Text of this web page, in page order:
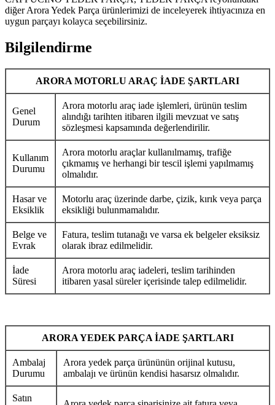
diğer Arora Yedek Parça ürünlerimizi de inceleyerek ihtiyacınıza en
uygun parçayı kolayca seçebilirsiniz.
Bilgilendirme
ARORA MOTORLU ARAÇ İADE ŞARTLARI
Genel
Durum
Arora motorlu araç iade işlemleri, ürünün teslim
alındığı tarihten itibaren ilgili mevzuat ve satış
sözleşmesi kapsamında değerlendirilir.
Kullanım
Durumu
Arora motorlu araçlar kullanılmamış, trafiğe
çıkmamış ve herhangi bir tescil işlemi yapılmamış
olmalıdır.
Hasar ve
Eksiklik
Motorlu araç üzerinde darbe, çizik, kırık veya parça
eksikliği bulunmamalıdır.
Belge ve
Evrak
Fatura, teslim tutanağı ve varsa ek belgeler eksiksiz
olarak ibraz edilmelidir.
İade
Süresi
Arora motorlu araç iadeleri, teslim tarihinden
itibaren yasal süreler içerisinde talep edilmelidir.
ARORA YEDEK PARÇA İADE ŞARTLARI
Ambalaj
Durumu
Arora yedek parça ürününün orijinal kutusu,
ambalajı ve ürünün kendisi hasarsız olmalıdır.
Satın